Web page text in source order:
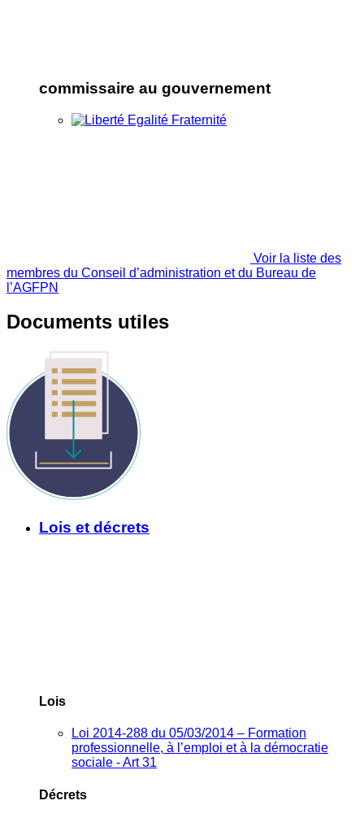
commissaire au gouvernement
Voir la liste des
membres du Conseil d’administration et du Bureau de
l’AGFPN
Documents utiles
Lois et décrets
Lois
Loi 2014-288 du 05/03/2014 – Formation
professionnelle, à l’emploi et à la démocratie
sociale - Art 31
Décrets